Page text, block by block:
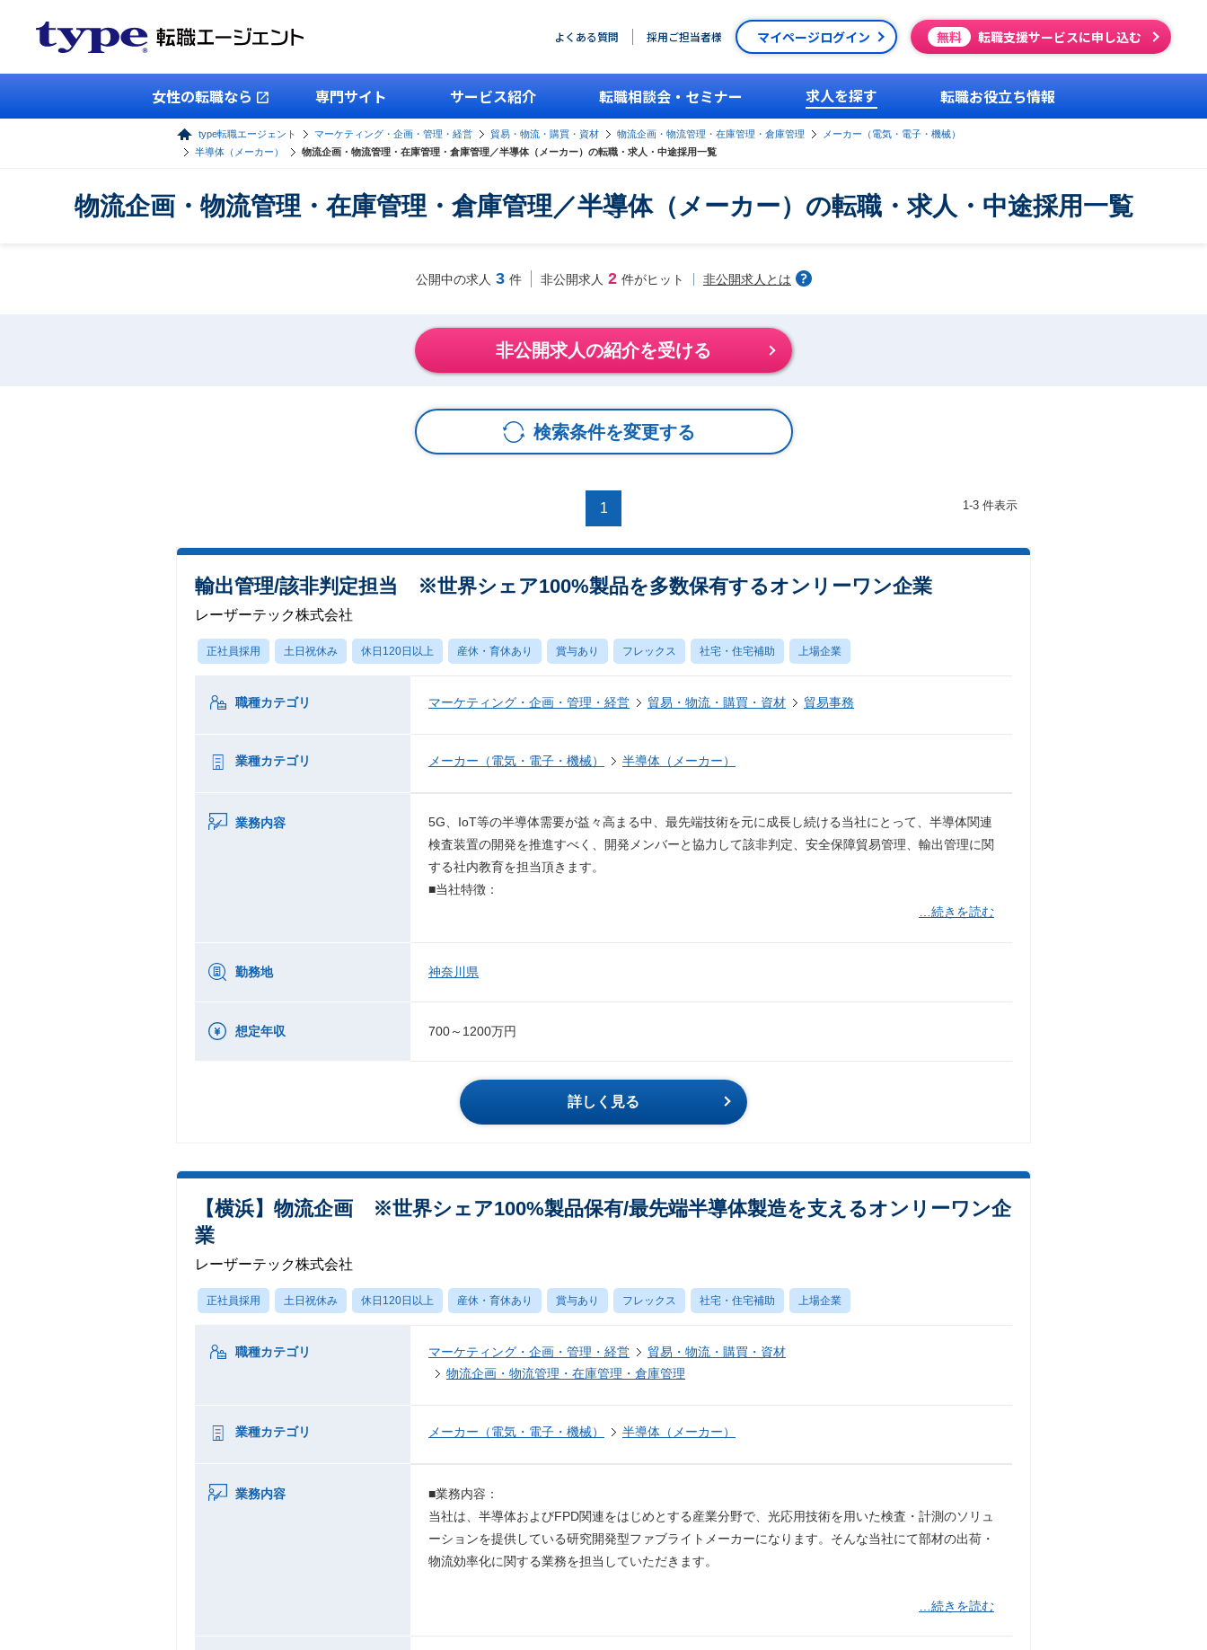
よくある質問 採用ご担当者様 マイページログイン 無料 転職支援サービスに申し込む
女性の転職なら 専門サイト サービス紹介 転職相談会・セミナー 求人を探す 転職お役立ち情報
type転職エージェント マーケティング・企画・管理・経営 貿易・物流・購買・資材 物流企画・物流管理・在庫管理・倉庫管理
メーカー（電気・電子・機械）
半導体（メーカー）
物流企画・物流管理・在庫管理・倉庫管理／半導体（メーカー）の転職・求人・中途採用一覧
物流企画・物流管理・在庫管理・倉庫管理／半導体（メーカー）の転職・求人・中途採用一覧
公開中の求人 3 件 非公開求人 2 件がヒット 非公開求人とは
非公開求人の紹介を受ける
検索条件を変更する
1 1-3 件表示
輸出管理/該非判定担当 ※世界シェア100%製品を多数保有するオンリーワン企業
レーザーテック株式会社
正社員採用 土日祝休み 休日120日以上 産休・育休あり 賞与あり フレックス 社宅・住宅補助 上場企業
職種カテゴリ マーケティング・企画・管理・経営 貿易・物流・購買・資材 貿易事務
業種カテゴリ メーカー（電気・電子・機械） 半導体（メーカー）
業務内容
5G、IoT等の半導体需要が益々高まる中、最先端技術を元に成長し続ける当社にとって、半導体関連
検査装置の開発を推進すべく、開発メンバーと協力して該非判定、安全保障貿易管理、輸出管理に関
する社内教育を担当頂きます。
■当社特徴：
…続きを読む
勤務地 神奈川県
想定年収 700～1200万円
詳しく見る
【横浜】物流企画 ※世界シェア100%製品保有/最先端半導体製造を支えるオンリーワン企
業
レーザーテック株式会社
正社員採用 土日祝休み 休日120日以上 産休・育休あり 賞与あり フレックス 社宅・住宅補助 上場企業
職種カテゴリ マーケティング・企画・管理・経営
貿易・物流・購買・資材
物流企画・物流管理・在庫管理・倉庫管理
業種カテゴリ メーカー（電気・電子・機械） 半導体（メーカー）
業務内容
■業務内容：
当社は、半導体およびFPD関連をはじめとする産業分野で、光応用技術を用いた検査・計測のソリュ
ーションを提供している研究開発型ファブライトメーカーになります。そんな当社にて部材の出荷・
物流効率化に関する業務を担当していただきます。
…続きを読む